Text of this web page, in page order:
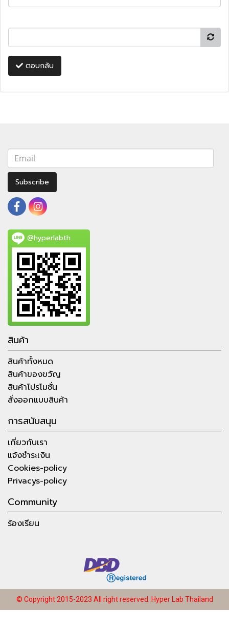
ตอบกลับ
Subscribe
@hyperlabth
สินค้า
สินค้าทั้งหมด
สินค้าของขวัญ
สินค้าโปรโมชั่น
สั่งออกแบบสินค้า
การสนับสนุน
เกี่ยวกับเรา
แจ้งชำระเงิน
Cookies-policy
Privacys-policy
Community
ร้องเรียน
© Copyright 2015-2023 All right reserved. Hyper Lab Thailand